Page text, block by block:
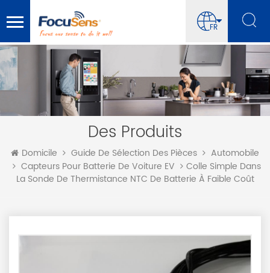
FR
Des Produits
Domicile Guide De Sélection Des Pièces
Automobile
Capteurs Pour Batterie De Voiture EV
Colle Simple Dans
La Sonde De Thermistance NTC De Batterie À Faible Coût